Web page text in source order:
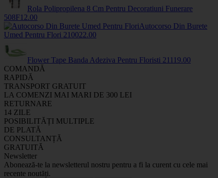
Rola Polipropilena 8 Cm Pentru Decoratiuni Funerare
508F12.00
Autocorso Din Burete
Umed Pentru Flori 210022.00
Flower Tape Banda Adeziva Pentru Floristi 2111 9.00
COMANDĂ
RAPIDĂ
TRANSPORT GRATUIT
LA COMENZI MAI MARI DE 300 LEI
RETURNARE
14 ZILE
POSIBILITĂȚI MULTIPLE
DE PLATĂ
CONSULTANȚĂ
GRATUITĂ
Newsletter
Abonează-te la newsletterul nostru pentru a fi la curent cu cele mai
recente noutăți.